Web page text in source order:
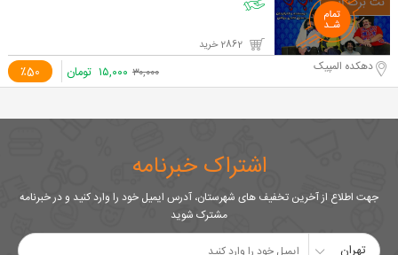
٪50 دهکده المپیک ۳۰,۰۰۰ ۱۵,۰۰۰ تومان
اشتراک خبرنامه
جهت اطلاع از آخرین تخفیف های شهرستان، آدرس ایمیل خود را وارد کنید و در خبرنامه
مشترک شوید
تهران